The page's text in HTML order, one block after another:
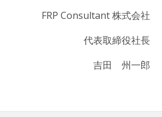
FRP Consultant 株式会社
代表取締役社長
吉田 州一郎